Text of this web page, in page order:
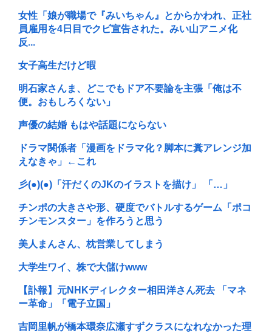
女性「娘が職場で『みいちゃん』とからかわれ、正社
員雇用を4日目でクビ宣告された。みい山アニメ化
反...
女子高生だけど暇
明石家さんま、どこでもドア不要論を主張「俺は不
便。おもしろくない」
声優の結婚 もはや話題にならない
ドラマ関係者「漫画をドラマ化？脚本に糞アレンジ加
えなきゃ」←これ
彡(●)(●)「汗だくのJKのイラストを描け」 「…」
チンポの大きさや形、硬度でバトルするゲーム「ポコ
チンモンスター」を作ろうと思う
美人まんさん、枕営業してしまう
大学生ワイ、株で大儲けwww
【訃報】元NHKディレクター相田洋さん死去 「マネ
ー革命」「電子立国」
吉岡里帆が橋本環奈広瀬すずクラスになれなかった理